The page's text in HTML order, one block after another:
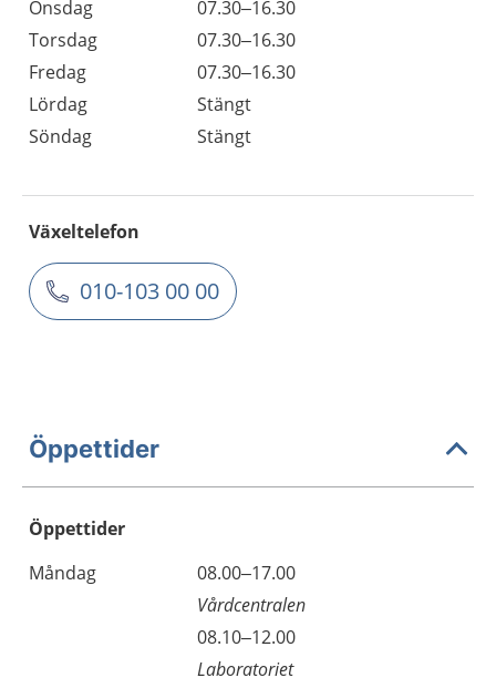
Onsdag
07.30–16.30
Torsdag
07.30–16.30
Fredag
07.30–16.30
Lördag
Stängt
Söndag
Stängt
Växeltelefon
010-103 00 00
Öppettider
Öppettider
Dag
Öppettider
Kommentarer
Måndag
08.00–17.00
Vårdcentralen
08.10–12.00
Laboratoriet